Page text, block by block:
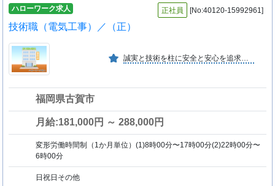
ハローワーク求人 正社員 [No:40120-15992961]
技術職（電気工事）／（正）
誠実と技術を柱に安全と安心を追求しレール周りのイノベーター を目指しています。また、伝統と技術の継承とともに新しい企業文化の醸成を目指し従業員のやりがいと幸福を追求していきます
福岡県古賀市
月給:181,000円 ～ 288,000円
変形労働時間制（1か月単位）(1)8時00分〜17時00分(2)22時00分〜
6時00分
日祝日その他